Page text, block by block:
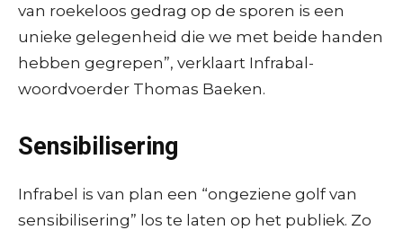
van roekeloos gedrag op de sporen is een
unieke gelegenheid die we met beide handen
hebben gegrepen”, verklaart Infrabal-
woordvoerder Thomas Baeken.
Sensibilisering
Infrabel is van plan een “ongeziene golf van
sensibilisering” los te laten op het publiek. Zo